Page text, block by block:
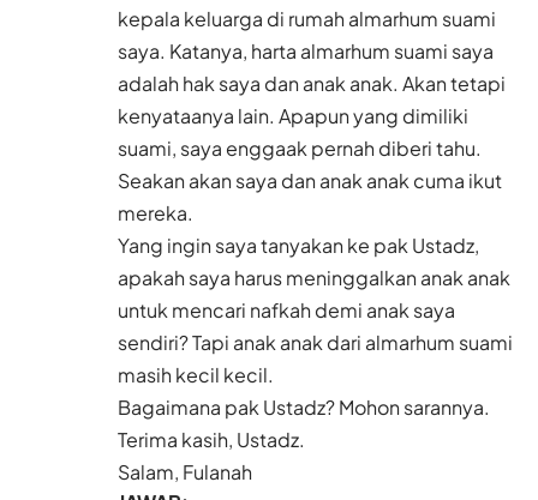
kepala keluarga di rumah almarhum suami
saya. Katanya, harta almarhum suami saya
adalah hak saya dan anak anak. Akan tetapi
kenyataanya lain. Apapun yang dimiliki
suami, saya enggaak pernah diberi tahu.
Seakan akan saya dan anak anak cuma ikut
mereka.
Yang ingin saya tanyakan ke pak Ustadz,
apakah saya harus meninggalkan anak anak
untuk mencari nafkah demi anak saya
sendiri? Tapi anak anak dari almarhum suami
masih kecil kecil.
Bagaimana pak Ustadz? Mohon sarannya.
Terima kasih, Ustadz.
Salam, Fulanah